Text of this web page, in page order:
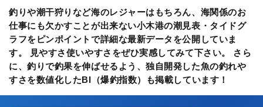
釣りや潮干狩りなど海のレジャーはもちろん、海関係のお
仕事にも欠かすことが出来ない小木港の潮見表・タイドグ
ラフをピンポイントで詳細な最新データを公開していま
す。 見やすさ使いやすさをぜひ実感してみて下さい。 さら
に、釣りで釣果を伸ばせるよう、独自開発した魚の釣れや
すさを数値化したBI（爆釣指数）も掲載しています！